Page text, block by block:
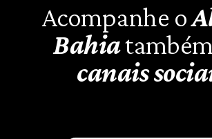
Acompanhe o
Bahia
canais